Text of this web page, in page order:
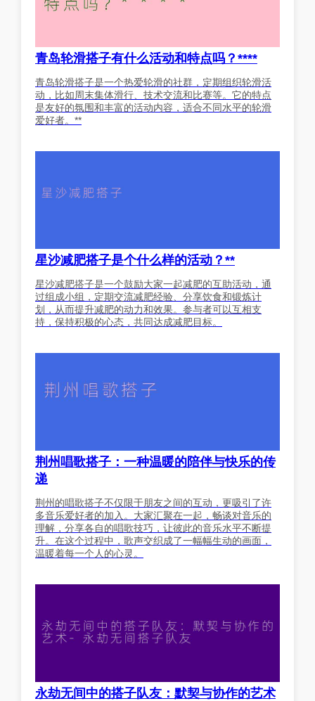
青岛轮滑搭子有什么活动和特点吗？****
青岛轮滑搭子是一个热爱轮滑的社群，定期组织轮滑活
动，比如周末集体滑行、技术交流和比赛等。它的特点
是友好的氛围和丰富的活动内容，适合不同水平的轮滑
爱好者。**
星沙减肥搭子是个什么样的活动？**
星沙减肥搭子是一个鼓励大家一起减肥的互助活动，通
过组成小组，定期交流减肥经验、分享饮食和锻炼计
划，从而提升减肥的动力和效果。参与者可以互相支
持，保持积极的心态，共同达成减肥目标。
荆州唱歌搭子：一种温暖的陪伴与快乐的传
递
荆州的唱歌搭子不仅限于朋友之间的互动，更吸引了许
多音乐爱好者的加入。大家汇聚在一起，畅谈对音乐的
理解，分享各自的唱歌技巧，让彼此的音乐水平不断提
升。在这个过程中，歌声交织成了一幅幅生动的画面，
温暖着每一个人的心灵。
永劫无间中的搭子队友：默契与协作的艺术